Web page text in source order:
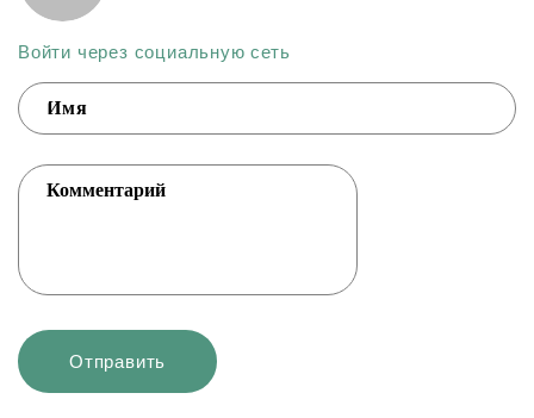
Войти через социальную сеть